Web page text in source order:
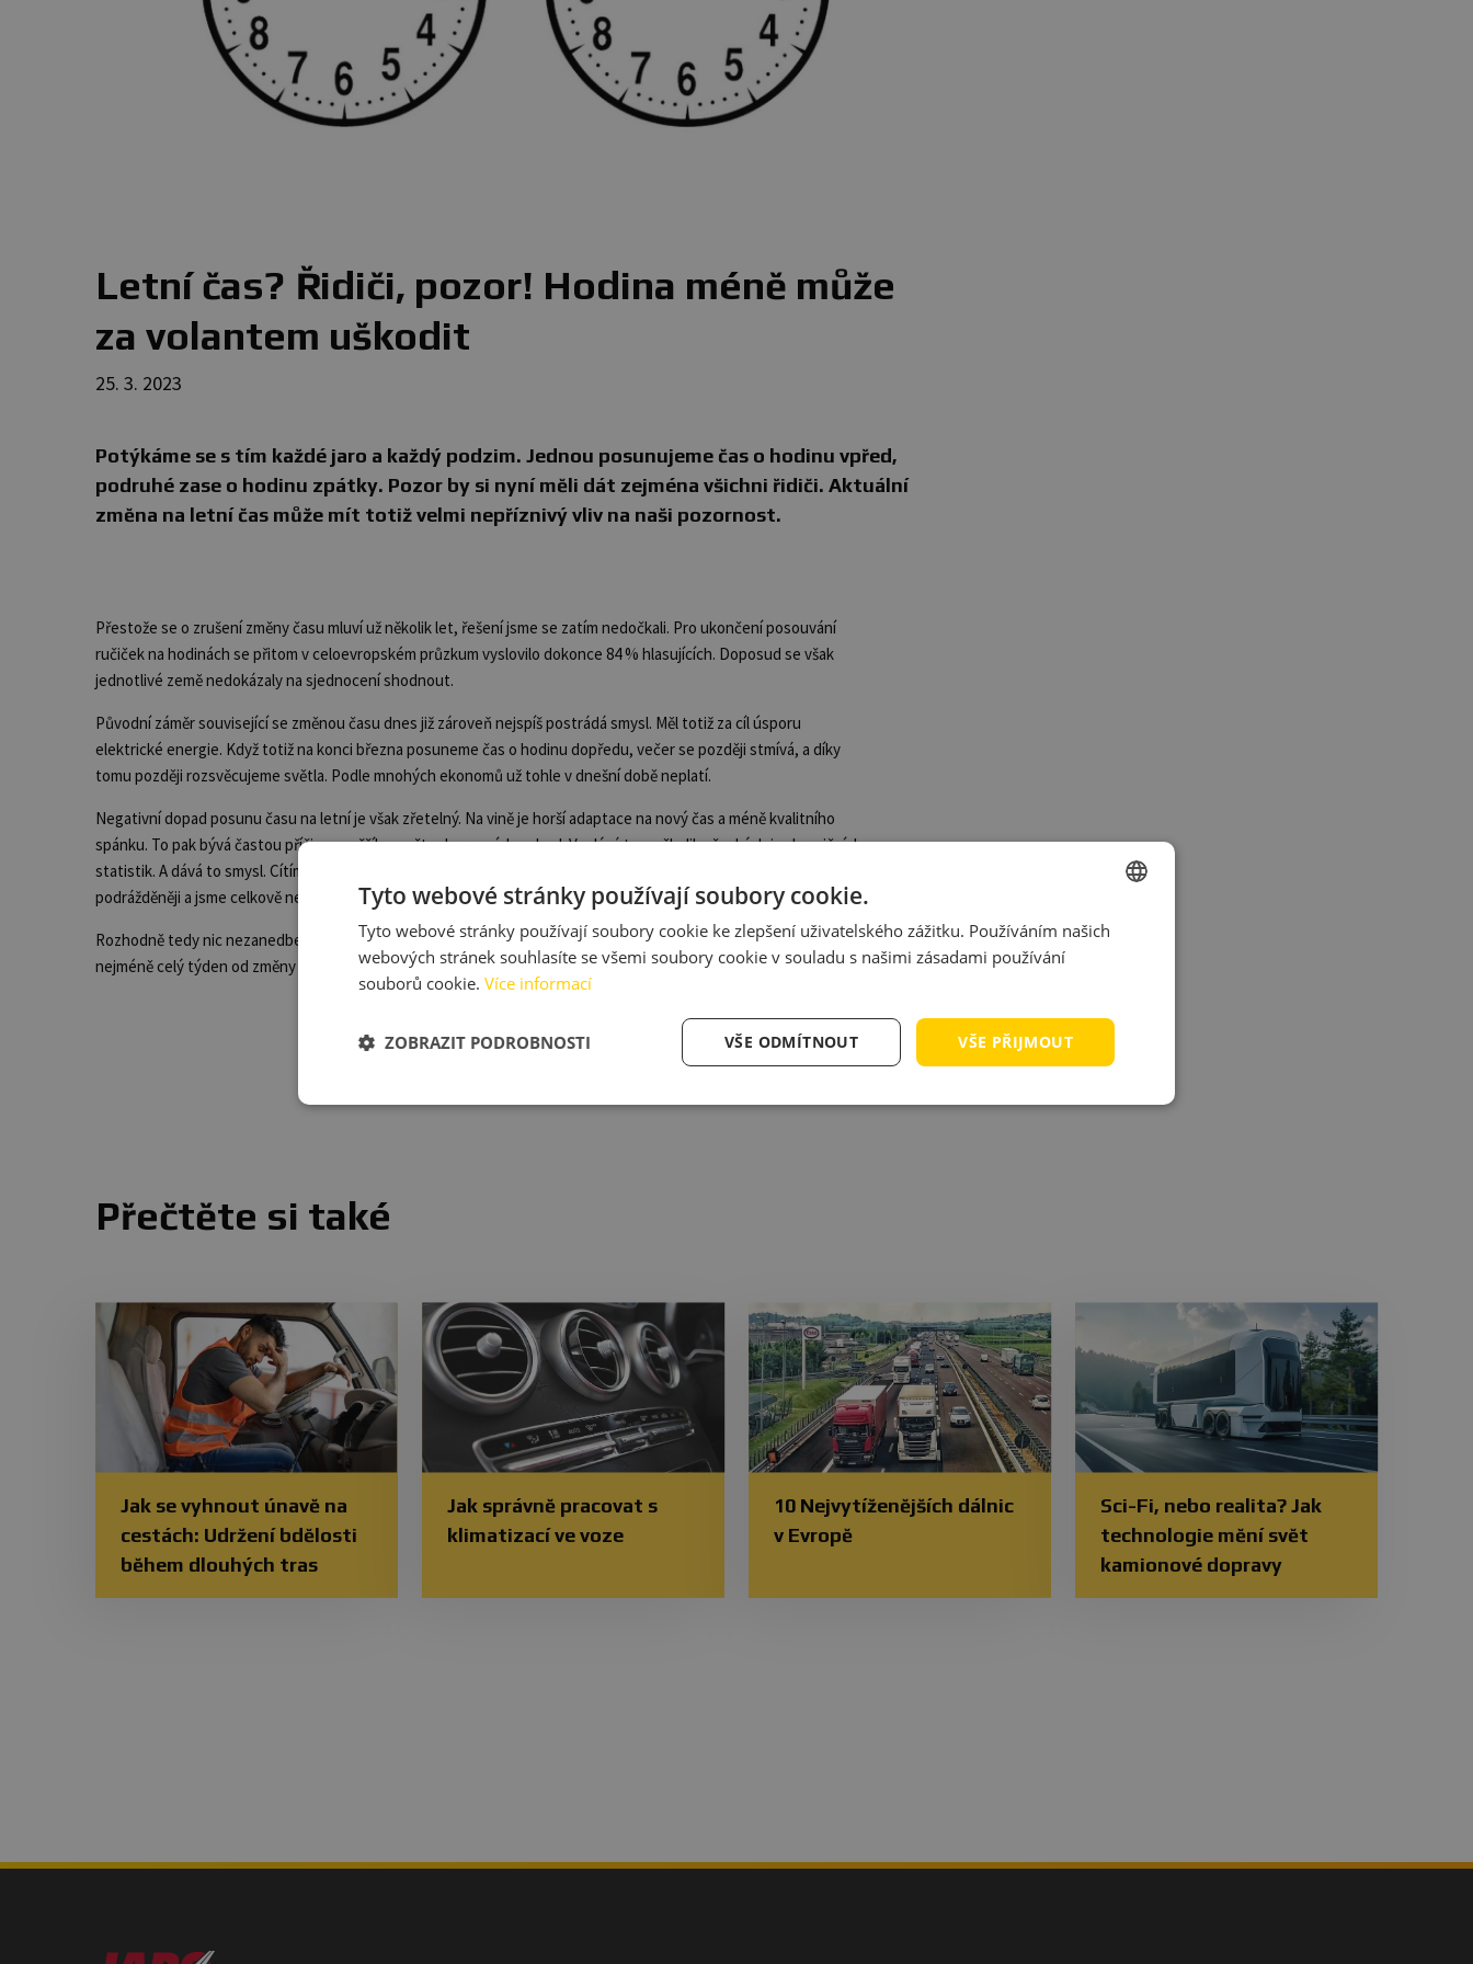
Letní čas? Řidiči, pozor! Hodina méně může
za volantem uškodit
25. 3. 2023
Potýkáme se s tím každé jaro a každý podzim. Jednou posunujeme čas o hodinu vpřed,
podruhé zase o hodinu zpátky. Pozor by si nyní měli dát zejména všichni řidiči. Aktuální
změna na letní čas může mít totiž velmi nepříznivý vliv na naši pozornost.
Přestože se o zrušení změny času mluví už několik let, řešení jsme se zatím nedočkali. Pro ukončení posouvání
ručiček na hodinách se přitom v celoevropském průzkum vyslovilo dokonce 84 % hlasujících. Doposud se však
jednotlivé země nedokázaly na sjednocení shodnout.
Původní záměr související se změnou času dnes již zároveň nejspíš postrádá smysl. Měl totiž za cíl úsporu
elektrické energie. Když totiž na konci března posuneme čas o hodinu dopředu, večer se později stmívá, a díky
tomu později rozsvěcujeme světla. Podle mnohých ekonomů už tohle v dnešní době neplatí.
Negativní dopad posunu času na letní je však zřetelný. Na vině je horší adaptace na nový čas a méně kvalitního
spánku. To pak bývá častou příčinou vyššího počtu dopravních nehod. Vyplývá to z několika českých i zahraničních
statistik. A dává to smysl. Cítíme se unavenější, za volantem nemáme tak dobré reflexy, můžeme jednat
podrážděněji a jsme celkově nepozornější.
Rozhodně tedy nic nezanedbejte. Raději běžte spát o hodinu či víc dříve. Dopřejte si kvalitní odpočinek. A
nejméně celý týden od změny času buďte obezřetnější než obvykle.
Přečtěte si také
Jak se vyhnout únavě na
cestách: Udržení bdělosti
během dlouhých tras
Jak správně pracovat s
klimatizací ve voze
10 Nejvytíženějších dálnic
v Evropě
Sci-Fi, nebo realita? Jak
technologie mění svět
kamionové dopravy
CZECH
ITALIAN
Tyto webové stránky používají soubory cookie.
Tyto webové stránky používají soubory cookie ke zlepšení uživatelského zážitku. Používáním našich
webových stránek souhlasíte se všemi soubory cookie v souladu s našimi zásadami používání
souborů cookie. Více informací
VŠE PŘIJMOUT
VŠE ODMÍTNOUT
ZOBRAZIT PODROBNOSTI